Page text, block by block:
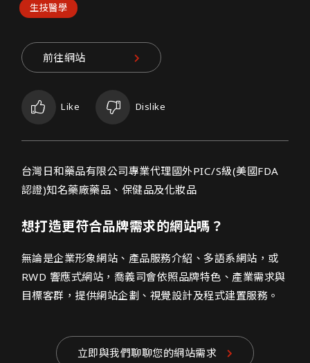
生技醫學
前往網站
Like Dislike
台灣日和藥品有限公司網頁設計介紹
台灣日和藥品有限公司專業代理國外PIC/S級(美國FDA
認證)知名藥廠藥品、保健品及化妝品
想打造更符合品牌需求的網站嗎？
無論是企業形象網站、產品服務介紹、多語系網站，或
RWD 響應式網站，喬義司會依照品牌特色、產業需求與
目標客群，提供網站企劃、視覺設計及程式建置服務。
立即與我們聊聊您的網站需求